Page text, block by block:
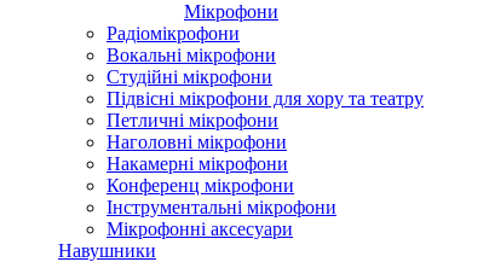
Мікрофони
Радіомікрофони
Вокальні мікрофони
Студійні мікрофони
Підвісні мікрофони для хору та театру
Петличні мікрофони
Наголовні мікрофони
Накамерні мікрофони
Конференц мікрофони
Iнструментальні мікрофони
Мікрофонні аксесуари
Навушники